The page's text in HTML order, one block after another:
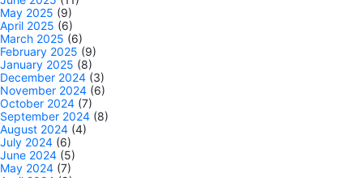
May 2025 (9)
April 2025 (6)
March 2025 (6)
February 2025 (9)
January 2025 (8)
December 2024 (3)
November 2024 (6)
October 2024 (7)
September 2024 (8)
August 2024 (4)
July 2024 (6)
June 2024 (5)
May 2024 (7)